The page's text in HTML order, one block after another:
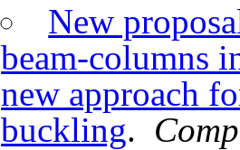
New
beam-columns
new approach
buckling.